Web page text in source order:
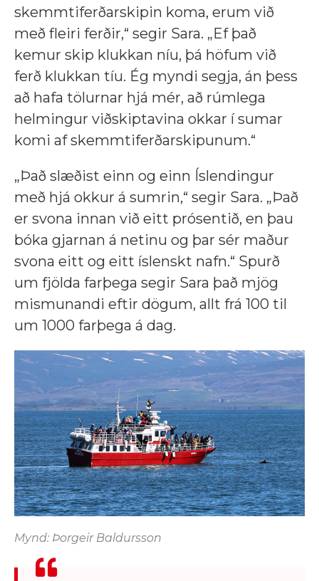
skemmtiferðarskipin koma, erum við
með fleiri ferðir,“ segir Sara. „Ef það
kemur skip klukkan níu, þá höfum við
ferð klukkan tíu. Ég myndi segja, án þess
að hafa tölurnar hjá mér, að rúmlega
helmingur viðskiptavina okkar í sumar
komi af skemmtiferðarskipunum.“
„Það slæðist einn og einn Íslendingur
með hjá okkur á sumrin,“ segir Sara. „Það
er svona innan við eitt prósentið, en þau
bóka gjarnan á netinu og þar sér maður
svona eitt og eitt íslenskt nafn.“ Spurð
um fjölda farþega segir Sara það mjög
mismunandi eftir dögum, allt frá 100 til
um 1000 farþega á dag.
Mynd: Þorgeir Baldursson